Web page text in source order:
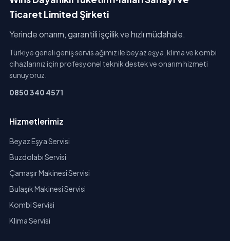
Ticaret Limited Şirketi
Yerinde onarım, garantili işçilik ve hızlı müdahale.
Türkiye geneli geniş servis ağımız ile beyaz eşya, klima ve kombi
cihazlarınız için profesyonel teknik destek ve onarım hizmeti
sunuyoruz.
0850 340 4571
Hizmetlerimiz
Beyaz Eşya Servisi
Buzdolabı Servisi
Çamaşır Makinesi Servisi
Bulaşık Makinesi Servisi
Kombi Servisi
Klima Servisi